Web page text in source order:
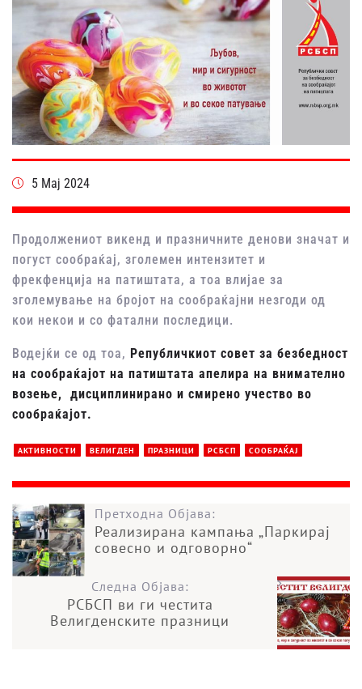
5 Мај 2024
Продолжениот викенд и празничните денови значат и
погуст сообраќај, зголемен интензитет и
фрекфенција на патиштата, а тоа влијае за
зголемување на бројот на сообраќајни незгоди од
кои некои и со фатални последици.
Водејќи се од тоа, Републичкиот совет за безбедност
на сообраќајот на патиштата апелира на внимателно
возење, дисциплинирано и смирено учество во
сообраќајот.
АКТИВНОСТИ ВЕЛИГДЕН ПРАЗНИЦИ РСБСП СООБРАЌАЈ
Претходна Објава:
Реализирана кампања „Паркирај
совесно и одговорно“
Следна Објава:
РСБСП ви ги честита
Велигденските празници